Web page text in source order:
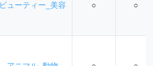
ビューティー_美容 ○ ○